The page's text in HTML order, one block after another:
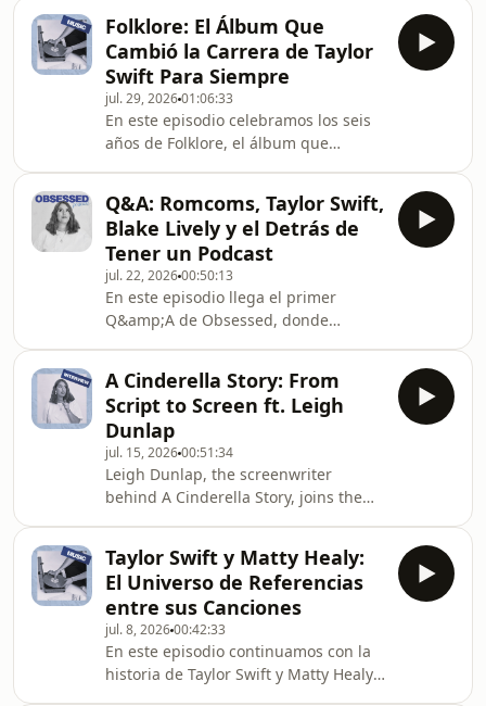
Musical, joins the podcast to talk
about obsession, screenwriting, and
the movies that shaped her life. We
talk about how she went from
journalism and improv comedy in
Denver to winning the Disney
Fellowship, the script she wrote about
her own divorce that changed
everything, and how producer Andr
Folklore: El Álbum Que
Cambió la Carrera de Taylor
Swift Para Siempre
jul. 29, 202601:06:33
En este episodio celebramos los seis
años de Folklore, el álbum que
siendo su mejor trabajo hasta el día
de hoy.Hablamos de cómo un disco
sorpresa lanzado en plena pandemia
redefinió la forma en la que el mundo
veía a Taylor como compositora, por
qué Long Pond Studio Sessions sigue
siendo una de las mejores cosas que
hizo y cómo
Q&A: Romcoms, Taylor Swift,
Blake Lively y el Detrás de
Tener un Podcast
jul. 22, 202600:50:13
En este episodio llega el primer
Q&amp;A de Obsessed, donde
sobre cine, series, música, pop
culture y también sobre el
podcast.Hablamos de mis comedias
románticas favoritas y las que
siempre recomiendo, películas
políticas que vale la pena ver, el único
álbum que escucharía por el resto de
mi vida y si realmente creo que se
puede se
A Cinderella Story: From
Script to Screen ft. Leigh
Dunlap
jul. 15, 202600:51:34
Leigh Dunlap, the screenwriter
behind A Cinderella Story, joins the
one of the most iconic teen movies of
the 2000s. We talk about how the
script almost never got made, the
five-year journey from first draft to
production, Hilary Duff&#39;s role in
bringing the project to life, and what
Taylor Swift y Matty Healy:
El Universo de Referencias
entre sus Canciones
jul. 8, 202600:42:33
En este episodio continuamos con la
historia de Taylor Swift y Matty Healy,